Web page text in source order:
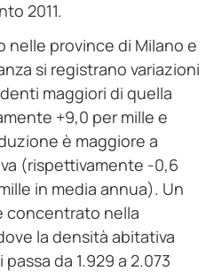
2011.
nelle province di Milano e
si registrano variazioni
maggiori di quella
+9,0 per mille e
è maggiore a
(rispettivamente -0,6
in media annua). Un
concentrato nella
la densità abitativa
da 1.929 a 2.073